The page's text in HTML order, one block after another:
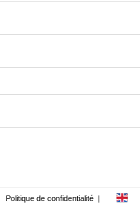
Politique de confidentialité |